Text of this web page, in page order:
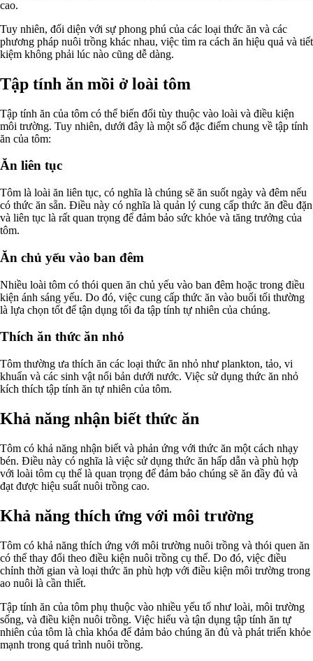
cao.
Tuy nhiên, đối diện với sự phong phú của các loại thức ăn và các
phương pháp nuôi trồng khác nhau, việc tìm ra cách ăn hiệu quả và tiết
kiệm không phải lúc nào cũng dễ dàng.
Tập tính ăn mồi ở loài tôm
Tập tính ăn của tôm có thể biến đổi tùy thuộc vào loài và điều kiện
môi trường. Tuy nhiên, dưới đây là một số đặc điểm chung về tập tính
ăn của tôm:
Ăn liên tục
Tôm là loài ăn liên tục, có nghĩa là chúng sẽ ăn suốt ngày và đêm nếu
có thức ăn sẵn. Điều này có nghĩa là quản lý cung cấp thức ăn đều đặn
và liên tục là rất quan trọng để đảm bảo sức khỏe và tăng trưởng của
tôm.
Ăn chủ yếu vào ban đêm
Nhiều loài tôm có thói quen ăn chủ yếu vào ban đêm hoặc trong điều
kiện ánh sáng yếu. Do đó, việc cung cấp thức ăn vào buổi tối thường
là lựa chọn tốt để tận dụng tối đa tập tính tự nhiên của chúng.
Thích ăn thức ăn nhỏ
Tôm thường ưa thích ăn các loại thức ăn nhỏ như plankton, tảo, vi
khuẩn và các sinh vật nổi bản dưới nước. Việc sử dụng thức ăn nhỏ
kích thích tập tính ăn tự nhiên của tôm.
Khả năng nhận biết thức ăn
Tôm có khả năng nhận biết và phản ứng với thức ăn một cách nhạy
bén. Điều này có nghĩa là việc sử dụng thức ăn hấp dẫn và phù hợp
với loài tôm cụ thể là quan trọng để đảm bảo chúng sẽ ăn đầy đủ và
đạt được hiệu suất nuôi trồng cao.
Khả năng thích ứng với môi trường
Tôm có khả năng thích ứng với môi trường nuôi trồng và thói quen ăn
có thể thay đổi theo điều kiện nuôi trồng cụ thể. Do đó, việc điều
chỉnh thời gian và loại thức ăn phù hợp với điều kiện môi trường trong
ao nuôi là cần thiết.
Tập tính ăn của tôm phụ thuộc vào nhiều yếu tố như loài, môi trường
sống, và điều kiện nuôi trồng. Việc hiểu và tận dụng tập tính ăn tự
nhiên của tôm là chìa khóa để đảm bảo chúng ăn đủ và phát triển khỏe
mạnh trong quá trình nuôi trồng.